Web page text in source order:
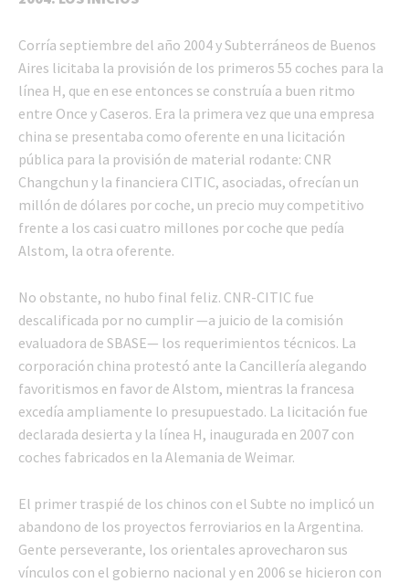
Corría septiembre del año 2004 y Subterráneos de Buenos
Aires licitaba la provisión de los primeros 55 coches para la
línea H, que en ese entonces se construía a buen ritmo
entre Once y Caseros. Era la primera vez que una empresa
china se presentaba como oferente en una licitación
pública para la provisión de material rodante: CNR
Changchun y la financiera CITIC, asociadas, ofrecían un
millón de dólares por coche, un precio muy competitivo
frente a los casi cuatro millones por coche que pedía
Alstom, la otra oferente.
No obstante, no hubo final feliz. CNR-CITIC fue
descalificada por no cumplir —a juicio de la comisión
evaluadora de SBASE— los requerimientos técnicos. La
corporación china protestó ante la Cancillería alegando
favoritismos en favor de Alstom, mientras la francesa
excedía ampliamente lo presupuestado. La licitación fue
declarada desierta y la línea H, inaugurada en 2007 con
coches fabricados en la Alemania de Weimar.
El primer traspié de los chinos con el Subte no implicó un
abandono de los proyectos ferroviarios en la Argentina.
Gente perseverante, los orientales aprovecharon sus
vínculos con el gobierno nacional y en 2006 se hicieron con